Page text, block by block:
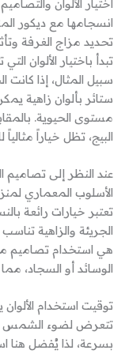
اختيار الألوان
انسجامها مع ديكور
تحديد مزاج الغرفة
تبدأ باختيار الألوان
سبيل المثال، إذا كانت
ستائر بألوان زاهية
مستوى الحيوية.
البيج، تظل خياراً
عند النظر إلى تصاميم
الأسلوب المعماري
تعتبر خيارات رائعة
الجريئة والزاهية تناسب
هي استخدام تصاميم
الوسائد أو السجاد،
توقيت استخدام
تتعرض لضوء الشمس
بسرعة، لذا يُفضل هنا